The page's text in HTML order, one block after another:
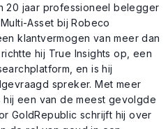
20 jaar professioneel belegger
Asset bij Robeco
klantvermogen van meer dan
hij True Insights op, een
en is hij
spreker. Met meer
een van de meest gevolgde
GoldRepublic schrijft hij over